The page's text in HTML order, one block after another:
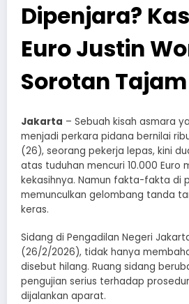
Dipenjara?
Euro Justin
Sorotan
Jakarta – Sebuah kisah asmara
menjadi perkara pidana bernilai
(26), seorang pekerja lepas, kini
atas tuduhan mencuri 10.000 Euro
kekasihnya. Namun fakta-fakta di
memunculkan gelombang tanda
keras.
Sidang di Pengadilan Negeri
(26/2/2026), tidak hanya
disebut hilang. Ruang sidang
pengujian serius terhadap
dijalankan aparat.